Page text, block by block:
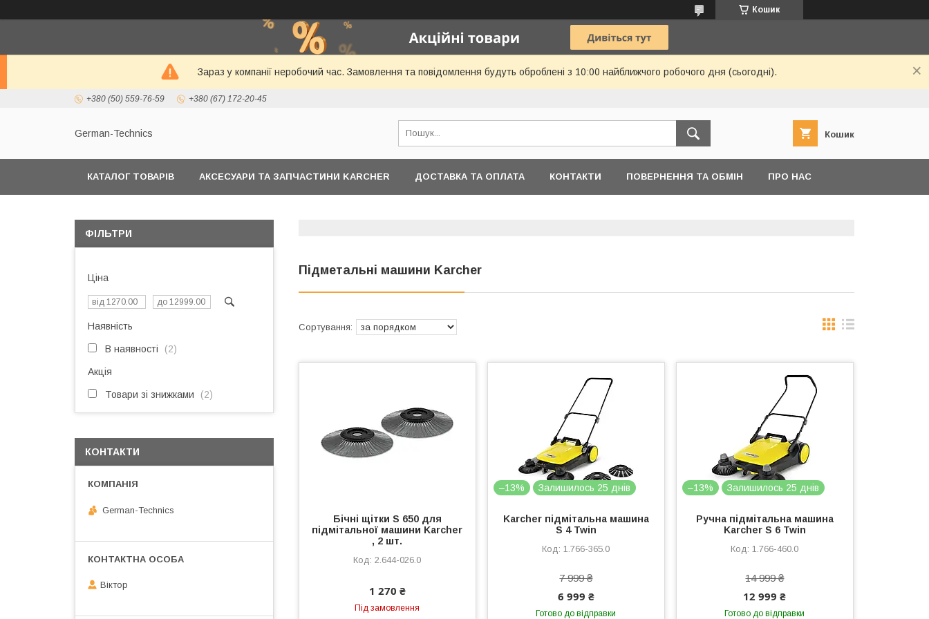
Кошик
Зараз у компанії неробочий час. Замовлення та повідомлення будуть оброблені з 10:00 найближчого робочого дня (сьогодні).
+380 (50) 559-76-59 +380 (67) 172-20-45
German-Technics Кошик
КАТАЛОГ ТОВАРІВ АКСЕСУАРИ ТА ЗАПЧАСТИНИ KARCHER ДОСТАВКА ТА ОПЛАТА КОНТАКТИ ПОВЕРНЕННЯ ТА ОБМІН ПРО НАС
Підметальні машини Karcher
Бічні щітки S 650 для
підмітальної машини Karcher
, 2 шт.
2.644-026.0
1 270 ₴
Під замовлення
–13% Залишилось 25 днів
Karcher підмітальна машина
S 4 Twin
1.766-365.0
7 999 ₴
6 999 ₴
Готово до відправки
–13% Залишилось 25 днів
Ручна підмітальна машина
Karcher S 6 Twin
1.766-460.0
14 999 ₴
12 999 ₴
Готово до відправки
ФІЛЬТРИ
Ціна
Наявність
В наявності 2
Акція
Товари зі знижками 2
КОНТАКТИ
German-Technics
Віктор